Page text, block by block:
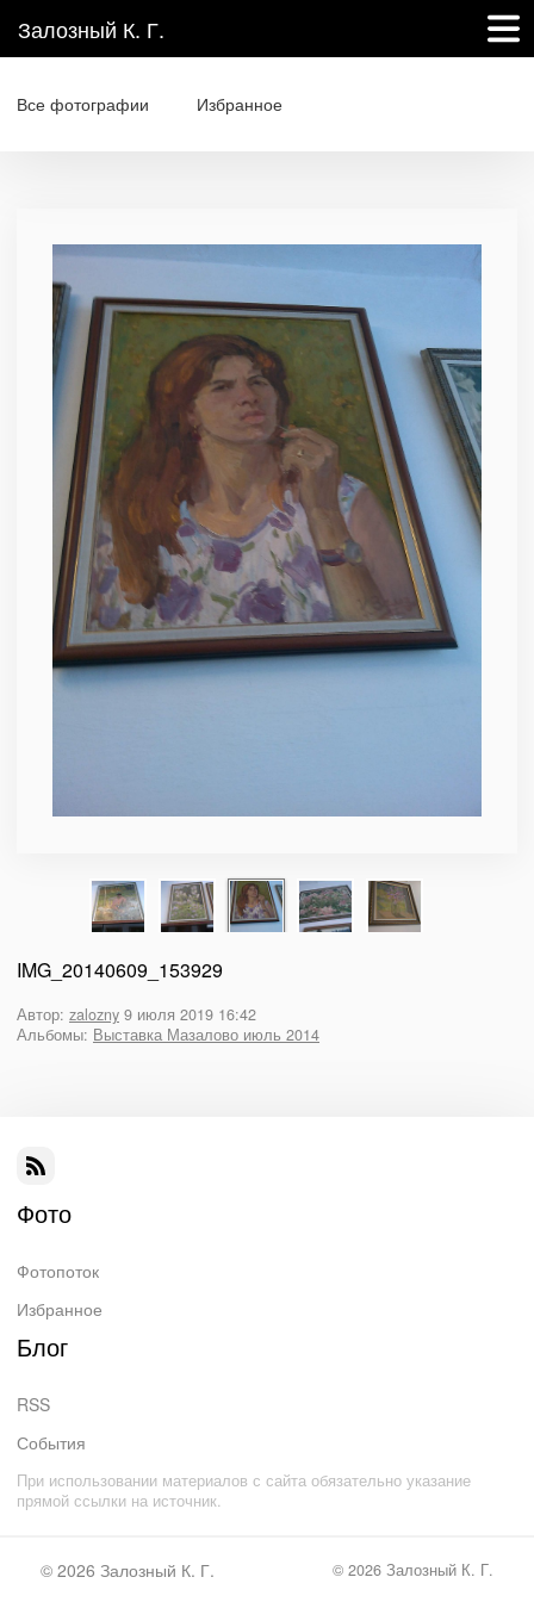
Залозный К. Г.
Все фотографии Избранное
IMG_20140609_153929
Автор: zalozny 9 июля 2019 16:42
Альбомы: Выставка Мазалово июль 2014
Фото
Фотопоток
Избранное
Блог
RSS
События
При использовании материалов с сайта обязательно указание
прямой ссылки на источник.
© 2026 Залозный К. Г. © 2026 Залозный К. Г.